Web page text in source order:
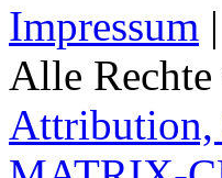
Impressum |
Alle
Attribution,